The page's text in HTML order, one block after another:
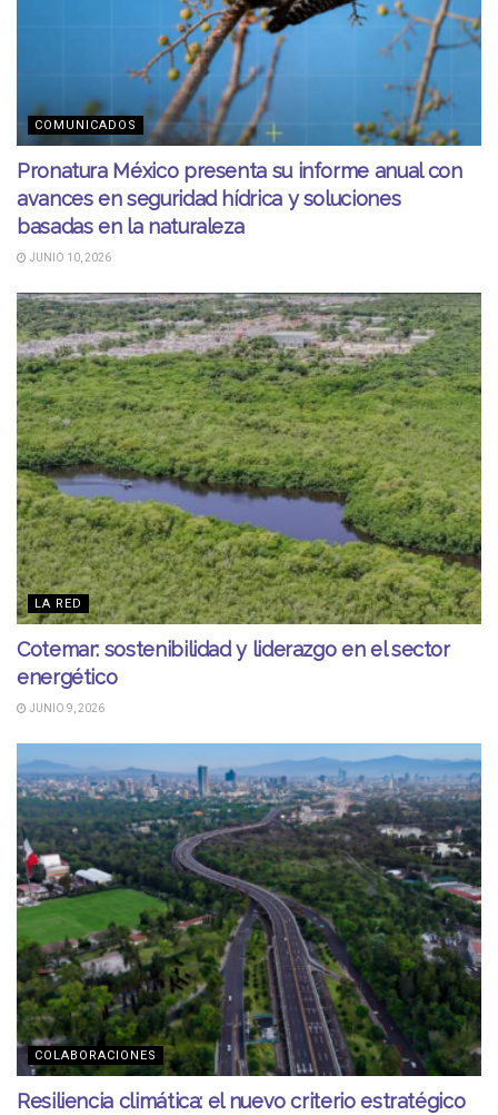
COMUNICADOS
Pronatura México presenta su informe anual con
avances en seguridad hídrica y soluciones
basadas en la naturaleza
JUNIO 10, 2026
LA RED
Cotemar: sostenibilidad y liderazgo en el sector
energético
JUNIO 9, 2026
COLABORACIONES
Resiliencia climática: el nuevo criterio estratégico